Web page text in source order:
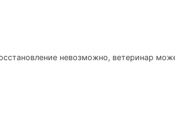
невозможно, ветеринар